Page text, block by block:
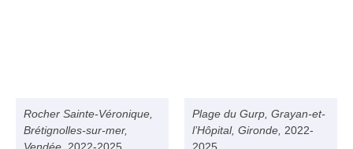
Rocher Sainte-Véronique,
Brétignolles-sur-mer,
Plage du Gurp Grayan-et-
l’Hôpital, Gironde 2022-